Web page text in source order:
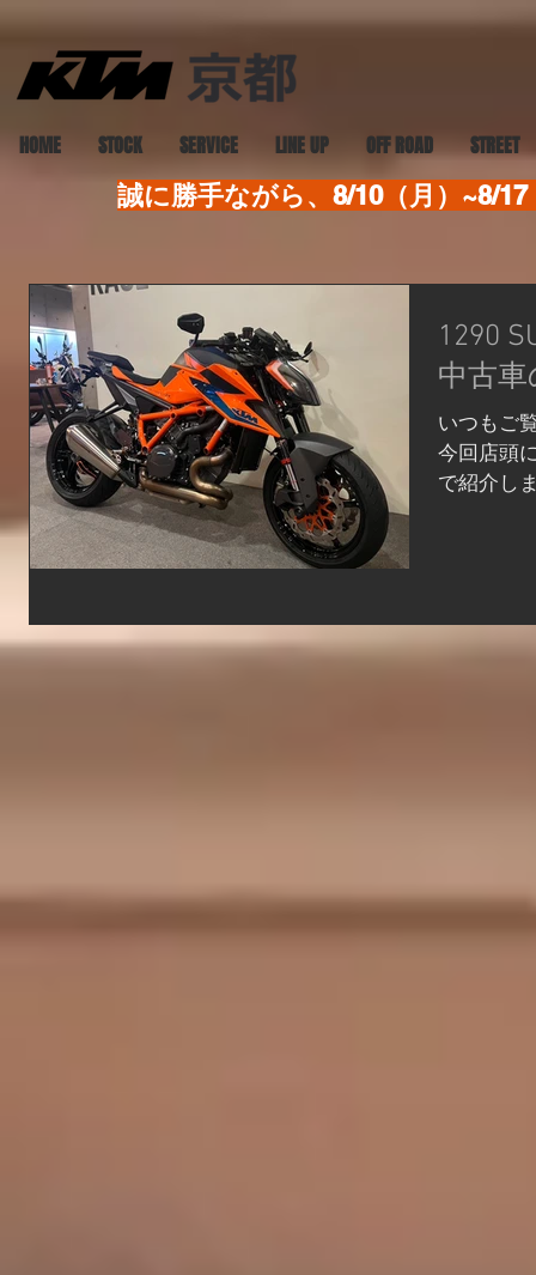
HOME STOCK SERVICE LINE UP OFF ROAD STREET
誠に勝手ながら、8/10（月）~8/
1290
中古
いつもご
今回店頭
で紹介し